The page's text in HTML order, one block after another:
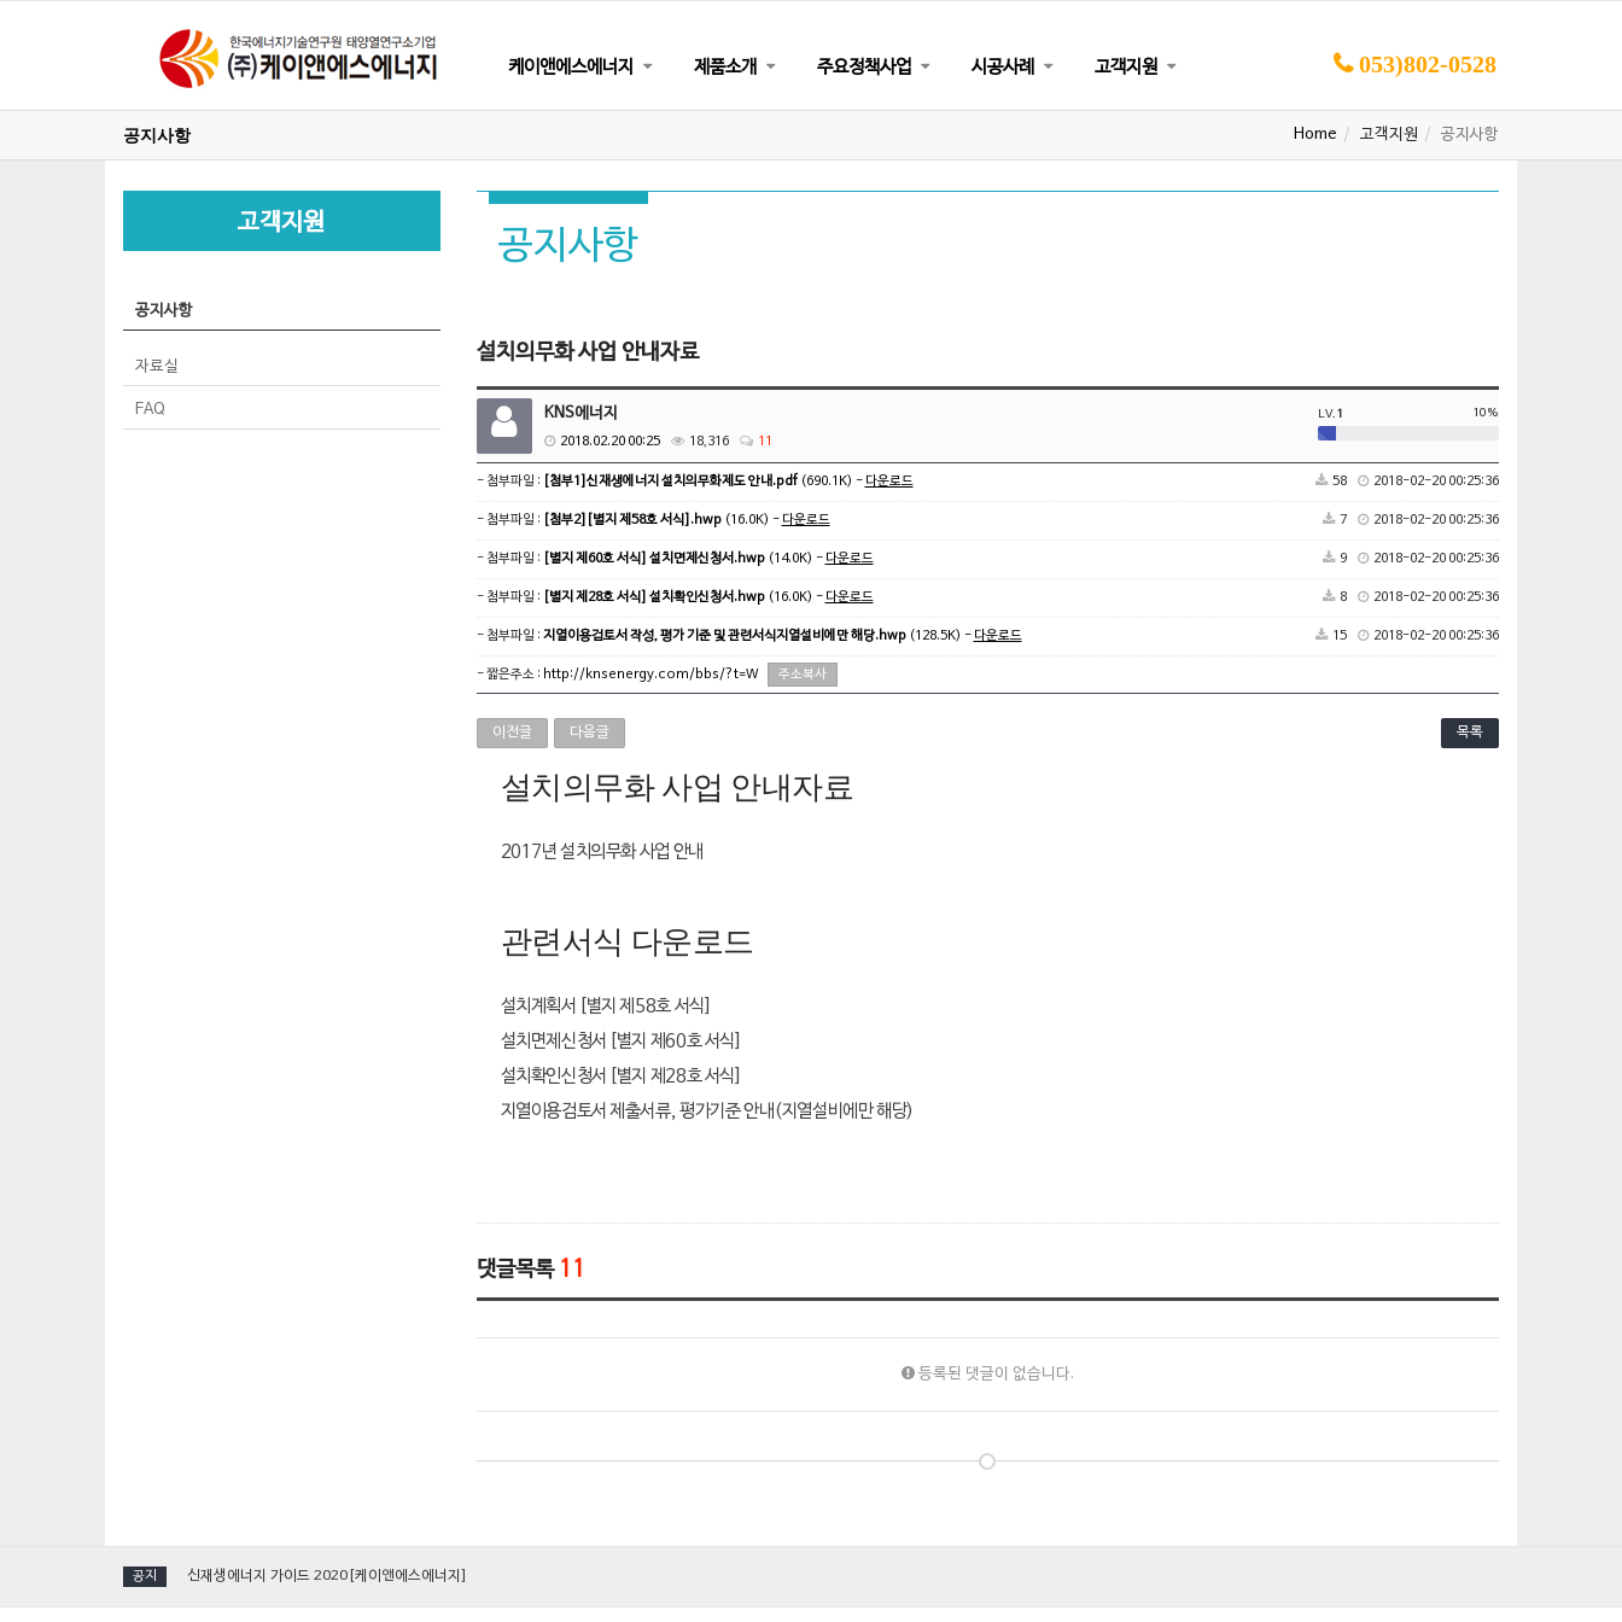
053)802-0528
케이앤에스에너지 제품소개 주요정책사업 시공사례 고객지원
공지사항 Home 고객지원 공지사항
고객지원
공지사항
자료실
FAQ
공지사항
설치의무화 사업 안내자료
KNS에너지
2018.02.20 00:25 18,316 11
LV.1 10%
- 첨부파일 : [첨부1]신재생에너지 설치의무화제도 안내.pdf(690.1K) - 다운로드 58 2018-02-20 00:25:36
- 첨부파일 : [첨부2][별지 제58호 서식].hwp(16.0K) - 다운로드 7 2018-02-20 00:25:36
- 첨부파일 : [별지 제60호 서식] 설치면제신청서.hwp(14.0K) - 다운로드 9 2018-02-20 00:25:36
- 첨부파일 : [별지 제28호 서식] 설치확인신청서.hwp(16.0K) - 다운로드 8 2018-02-20 00:25:36
- 첨부파일 : 지열이용검토서 작성, 평가 기준 및 관련서식지열설비에만 해당.hwp(128.5K) - 다운로드 15 2018-02-20 00:25:36
- 짧은주소 : http://knsenergy.com/bbs/?t=W 주소복사
이전글 다음글 목록
설치의무화 사업 안내자료
2017년 설치의무화 사업 안내
관련서식 다운로드
설치계획서 [별지 제58호 서식]
설치면제신청서 [별지 제60호 서식]
설치확인신청서 [별지 제28호 서식]
지열이용검토서 제출서류, 평가기준 안내(지열설비에만 해당)
댓글목록 11
등록된 댓글이 없습니다.
공지 신재생에너지 가이드 2020[케이앤에스에너지]